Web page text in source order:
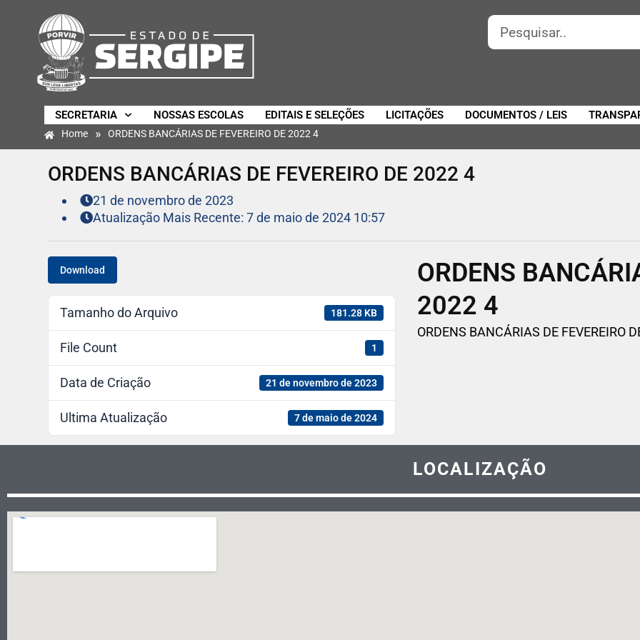
SECRETARIA NOSSAS ESCOLAS EDITAIS E SELEÇÕES LICITAÇÕES DOCUMENTOS / LEIS
Home » ORDENS BANCÁRIAS DE FEVEREIRO DE 2022 4
ORDENS BANCÁRIAS DE FEVEREIRO DE 2022 4
21 de novembro de 2023
Atualização Mais Recente: 7 de maio de 2024 10:57
Download
Tamanho do Arquivo 181.28 KB
File Count 1
Data de Criação 21 de novembro de 2023
Ultima Atualização 7 de maio de 2024
ORDENS
2022 4
ORDENS BANCÁRIAS DE FEVEREIRO
LOCALIZAÇÃO